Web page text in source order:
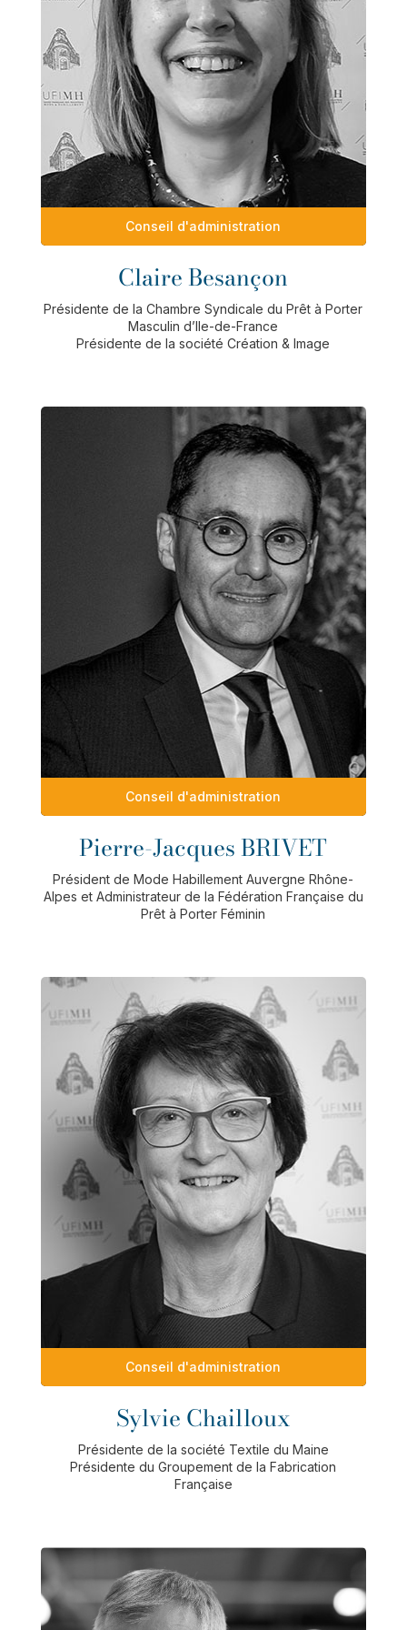
Conseil d'administration
Claire Besançon
Présidente de la Chambre Syndicale du Prêt à Porter
Masculin d’Ile-de-France
Présidente de la société Création & Image
Conseil d'administration
Pierre-Jacques BRIVET
Président de Mode Habillement Auvergne Rhône-
Alpes et Administrateur de la Fédération Française du
Conseil d'administration
Sylvie Chailloux
Présidente de la société Textile du Maine
Présidente du Groupement de la Fabrication
Française